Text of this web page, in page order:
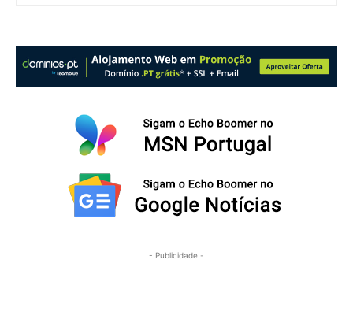
- Publicidade -